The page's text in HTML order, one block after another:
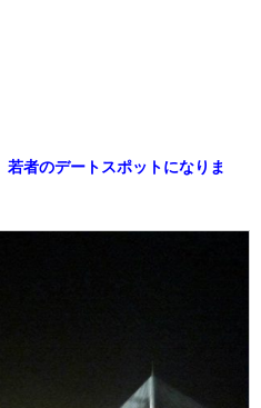
若者のデートスポットになりま